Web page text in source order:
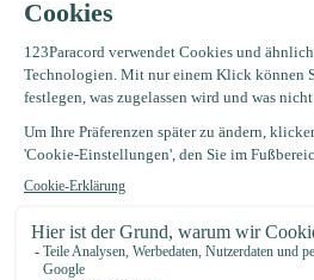
Zuletzt angesehen